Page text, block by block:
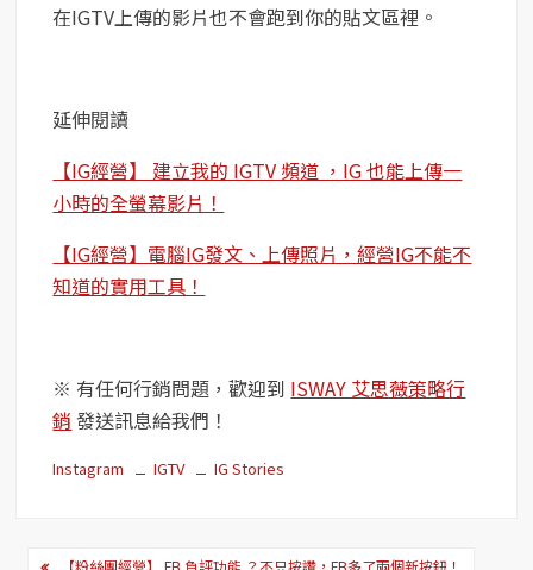
在IGTV上傳的影片也不會跑到你的貼文區裡。
延伸閱讀
【IG經營】 建立我的 IGTV 頻道 ，IG 也能上傳一
小時的全螢幕影片！
【IG經營】電腦IG發文、上傳照片，經營IG不能不
知道的實用工具！
※ 有任何行銷問題，歡迎到 ISWAY 艾思薇策略行
銷 發送訊息給我們！
Instagram IGTV IG Stories
【粉絲團經營】 FB 負評功能 ？不只按讚，FB多了兩個新按鈕！